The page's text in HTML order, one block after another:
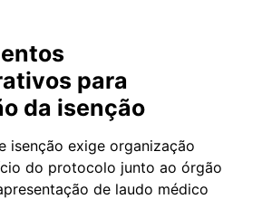
para
da isenção
isenção exige organização
do protocolo junto ao órgão
de laudo médico